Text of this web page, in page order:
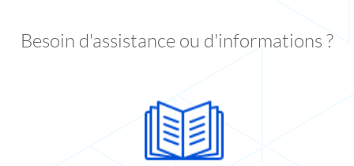
Besoin d'assistance ou d'informations ?